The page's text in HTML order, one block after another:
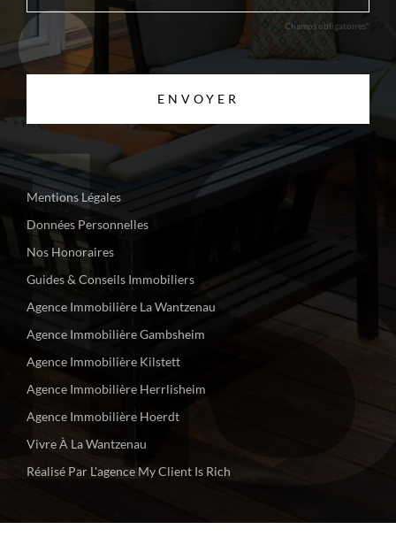
Champs obligatoires*
ENVOYER
Mentions Légales
Données Personnelles
Nos Honoraires
Guides & Conseils Immobiliers
Agence Immobilière La Wantzenau
Agence Immobilière Gambsheim
Agence Immobilière Kilstett
Agence Immobilière Herrlisheim
Agence Immobilière Hoerdt
Vivre À La Wantzenau
Réalisé Par L'agence My Client Is Rich